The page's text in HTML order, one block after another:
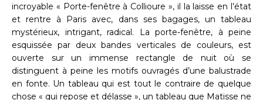
incroyable « Porte-fenêtre à Collioure », il la laisse en l’état
et rentre à Paris avec, dans ses bagages, un tableau
mystérieux, intrigant, radical. La porte-fenêtre, à peine
esquissée par deux bandes verticales de couleurs, est
ouverte sur un immense rectangle de nuit où se
distinguent à peine les motifs ouvragés d’une balustrade
en fonte. Un tableau qui est tout le contraire de quelque
chose « qui repose et délasse », un tableau que Matisse ne